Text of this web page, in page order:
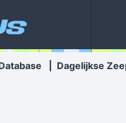
Dagelijkse